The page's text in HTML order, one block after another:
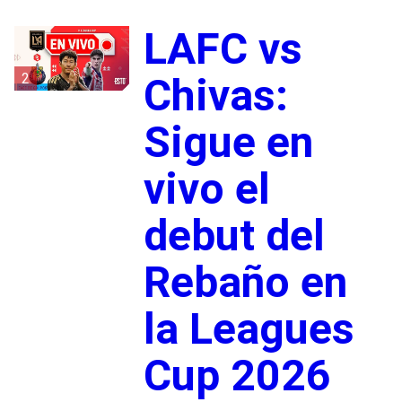
2
LAFC vs
Chivas:
Sigue en
vivo el
debut del
Rebaño en
la Leagues
Cup 2026